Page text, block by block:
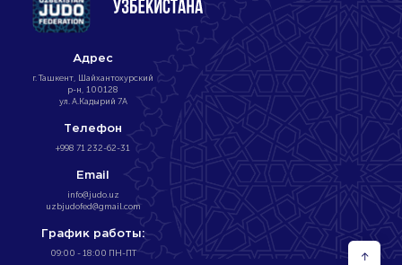
Адрес
г. Ташкент, Шайхантохурский
р-н, 100128
ул. А.Кадырий 7А
Телефон
+998 71 232-62-31
Email
info@judo.uz
uzbjudofed@gmail.com
График работы:
09:00 - 18:00 ПН-ПТ ↑